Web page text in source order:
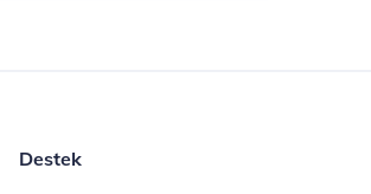
Destek